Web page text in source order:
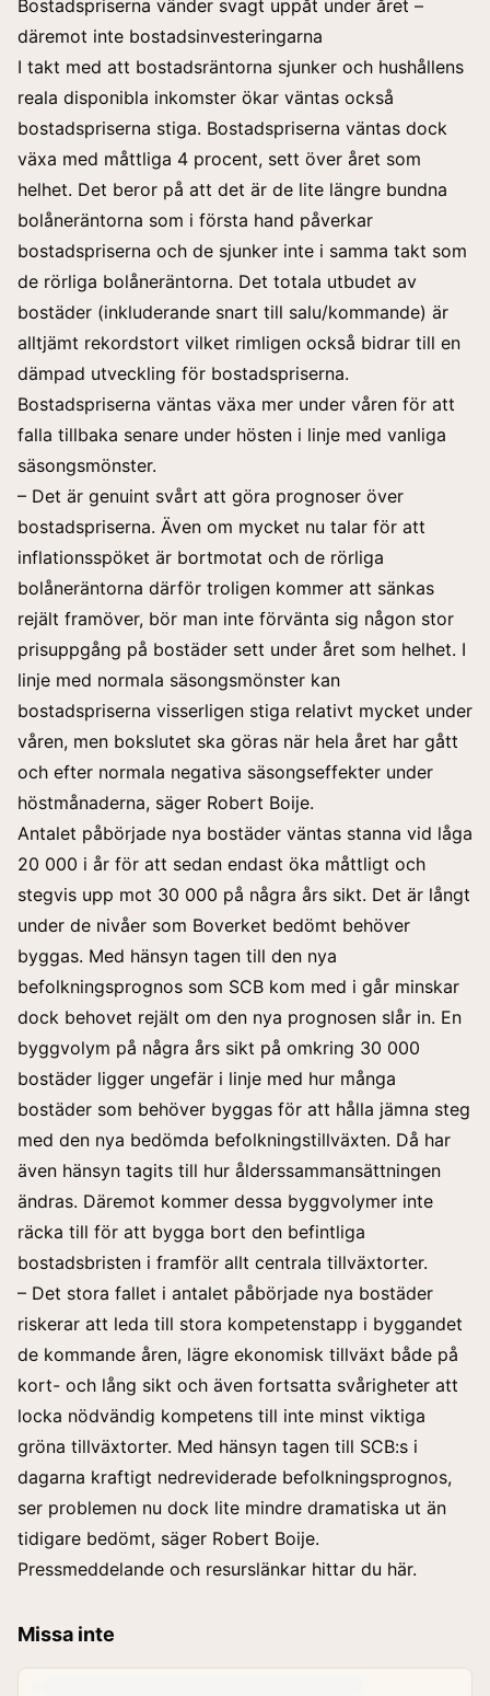
Bostadspriserna vänder svagt uppåt under året –
däremot inte bostadsinvesteringarna
I takt med att bostadsräntorna sjunker och hushållens
reala disponibla inkomster ökar väntas också
bostadspriserna stiga. Bostadspriserna väntas dock
växa med måttliga 4 procent, sett över året som
helhet. Det beror på att det är de lite längre bundna
bolåneräntorna som i första hand påverkar
bostadspriserna och de sjunker inte i samma takt som
de rörliga bolåneräntorna. Det totala utbudet av
bostäder (inkluderande snart till salu/kommande) är
alltjämt rekordstort vilket rimligen också bidrar till en
dämpad utveckling för bostadspriserna.
Bostadspriserna väntas växa mer under våren för att
falla tillbaka senare under hösten i linje med vanliga
säsongsmönster.
– Det är genuint svårt att göra prognoser över
bostadspriserna. Även om mycket nu talar för att
inflationsspöket är bortmotat och de rörliga
bolåneräntorna därför troligen kommer att sänkas
rejält framöver, bör man inte förvänta sig någon stor
prisuppgång på bostäder sett under året som helhet. I
linje med normala säsongsmönster kan
bostadspriserna visserligen stiga relativt mycket under
våren, men bokslutet ska göras när hela året har gått
och efter normala negativa säsongseffekter under
höstmånaderna, säger Robert Boije.
Antalet påbörjade nya bostäder väntas stanna vid låga
20 000 i år för att sedan endast öka måttligt och
stegvis upp mot 30 000 på några års sikt. Det är långt
under de nivåer som Boverket bedömt behöver
byggas. Med hänsyn tagen till den nya
befolkningsprognos som SCB kom med i går minskar
dock behovet rejält om den nya prognosen slår in. En
byggvolym på några års sikt på omkring 30 000
bostäder ligger ungefär i linje med hur många
bostäder som behöver byggas för att hålla jämna steg
med den nya bedömda befolkningstillväxten. Då har
även hänsyn tagits till hur ålderssammansättningen
ändras. Däremot kommer dessa byggvolymer inte
räcka till för att bygga bort den befintliga
bostadsbristen i framför allt centrala tillväxtorter.
– Det stora fallet i antalet påbörjade nya bostäder
riskerar att leda till stora kompetenstapp i byggandet
de kommande åren, lägre ekonomisk tillväxt både på
kort- och lång sikt och även fortsatta svårigheter att
locka nödvändig kompetens till inte minst viktiga
gröna tillväxtorter. Med hänsyn tagen till SCB:s i
dagarna kraftigt nedreviderade befolkningsprognos,
ser problemen nu dock lite mindre dramatiska ut än
tidigare bedömt, säger Robert Boije.
Pressmeddelande och resurslänkar hittar du här.
Missa inte